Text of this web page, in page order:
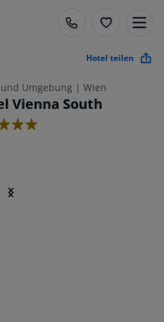
Hotel teilen
Umgebung | Wien
Vienna South